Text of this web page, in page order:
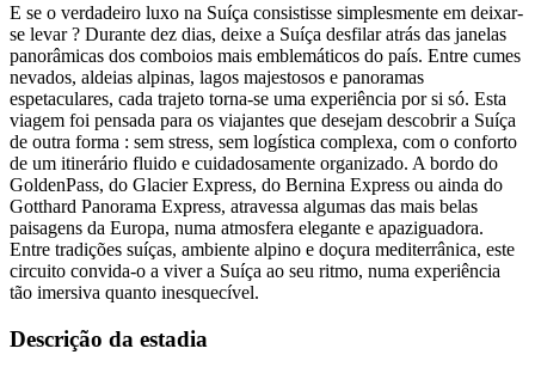
E se o verdadeiro luxo na Suíça consistisse simplesmente em deixar-
se levar ? Durante dez dias, deixe a Suíça desfilar atrás das janelas
panorâmicas dos comboios mais emblemáticos do país. Entre cumes
nevados, aldeias alpinas, lagos majestosos e panoramas
espetaculares, cada trajeto torna-se uma experiência por si só. Esta
viagem foi pensada para os viajantes que desejam descobrir a Suíça
de outra forma : sem stress, sem logística complexa, com o conforto
de um itinerário fluido e cuidadosamente organizado. A bordo do
GoldenPass, do Glacier Express, do Bernina Express ou ainda do
Gotthard Panorama Express, atravessa algumas das mais belas
paisagens da Europa, numa atmosfera elegante e apaziguadora.
Entre tradições suíças, ambiente alpino e doçura mediterrânica, este
circuito convida-o a viver a Suíça ao seu ritmo, numa experiência
tão imersiva quanto inesquecível.
Descrição da estadia